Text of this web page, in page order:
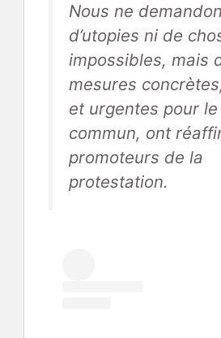
Nous ne
d’utopies ni de
impossibles, mais
mesures
et urgentes pour
commun, ont
promoteurs de la
protestation.